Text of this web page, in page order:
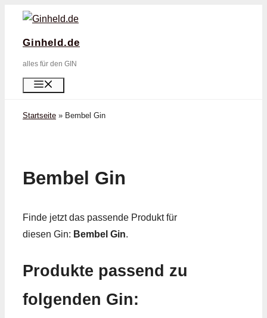
Zum
springen
Ginheld.de
alles für den GIN
Startseite » Bembel Gin
Bembel Gin
Finde jetzt das passende Produkt für
diesen Gin: Bembel Gin.
Produkte passend zu
folgenden Gin: